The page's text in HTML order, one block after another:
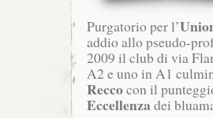
Purgatorio per l’
addio allo pseudo-
2009 il club di via
A2 e uno in A1
Reccocon il
Eccellenza dei